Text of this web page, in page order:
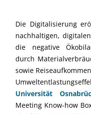
Die Digitalisierung
nachhaltigen,
die negative
durch
sowie
Universität
Meeting Know-how